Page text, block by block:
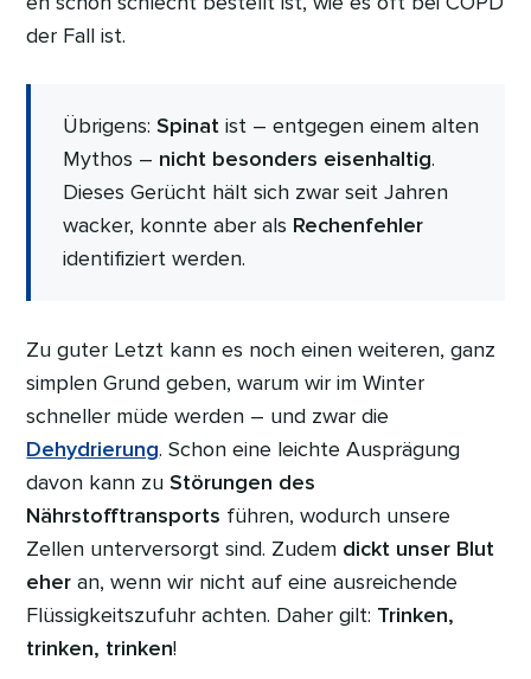
der Fall ist.
Übrigens:Spinat ist – entgegen einem alten
Mythos – nicht besonders eisenhaltig.
Dieses Gerücht hält sich zwar seit Jahren
wacker, konnte aber als Rechenfehler
identifiziert werden.
Zu guter Letzt kann es noch einen weiteren, ganz
simplen Grund geben, warum wir im Winter
schneller müde werden – und zwar die
Dehydrierung. Schon eine leichte Ausprägung
davon kann zuStörungen des
Nährstofftransports führen, wodurch unsere
Zellen unterversorgt sind. Zudem dickt unser Blut
eher an, wenn wir nicht auf eine ausreichende
Flüssigkeitszufuhr achten. Daher gilt: Trinken,
trinken, trinken!